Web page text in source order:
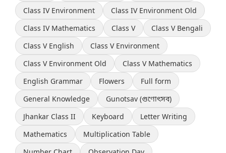
Class IV Environment
Class IV Environment Old
Class IV Mathematics
Class V
Class V Bengali
Class V English
Class V Environment
Class V Environment Old
Class V Mathematics
English Grammar
Flowers
Full form
General Knowledge
Gunotsav (গুণোৎসব)
Jhankar Class II
Keyboard
Letter Writing
Mathematics
Multiplication Table